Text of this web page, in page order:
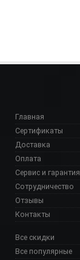
Главная
Сертификаты
Доставка
Оплата
Сервис и гарантия
Сотрудничество
Отзывы
Контакты
Все скидки
Все популярные